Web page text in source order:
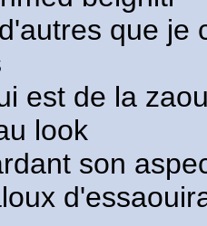
que je
est de la
look
son